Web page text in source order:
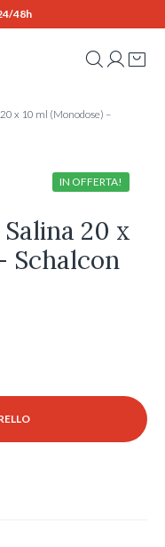
48h
x 10 ml (Monodose) –
IN OFFERTA!
20 x
Schalcon